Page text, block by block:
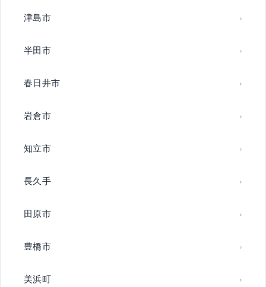
津島市
半田市
春日井市
岩倉市
知立市
長久手
田原市
豊橋市
美浜町